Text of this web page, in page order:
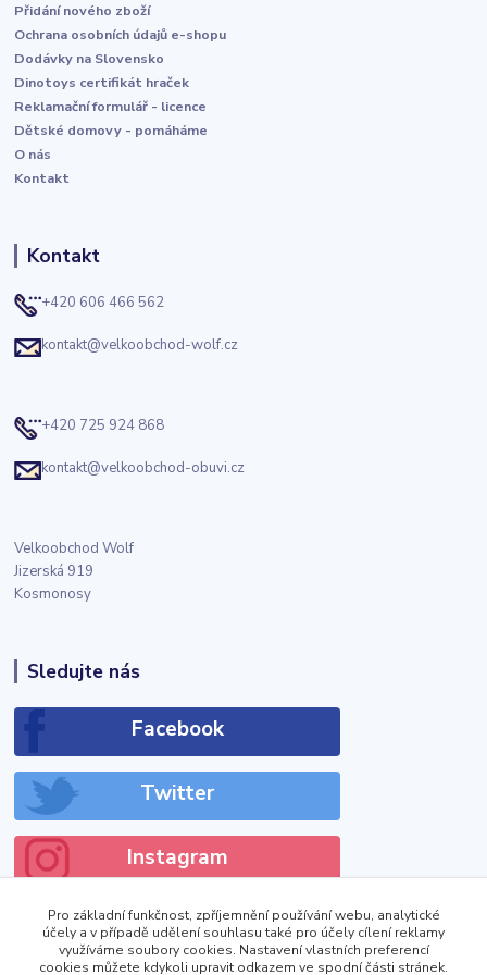
Přidání nového zboží
Ochrana osobních údajů e-shopu
Dodávky na Slovensko
Dinotoys certifikát hraček
Reklamační formulář - licence
Dětské domovy - pomáháme
O nás
Kontakt
Kontakt
+420 606 466 562
kontakt@velkoobchod-wolf.cz
+420 725 924 868
kontakt@velkoobchod-obuvi.cz
Velkoobchod Wolf
Jizerská 919
Kosmonosy
Sledujte nás
Facebook
Twitter
Instagram
Pro základní funkčnost, zpříjemnění používání webu, analytické
účely a v případě udělení souhlasu také pro účely cílení reklamy
využíváme soubory cookies. Nastavení vlastních preferencí
cookies můžete kdykoli upravit odkazem ve spodní části stránek.